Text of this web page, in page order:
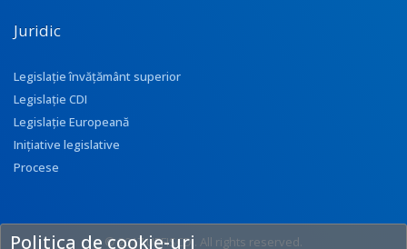
Juridic
Legislație învățământ superior
Legislație CDI
Legislație Europeană
Inițiative legislative
Procese
© 2017 UEFISCDI. All rights reserved.
Politica de cookie-uri